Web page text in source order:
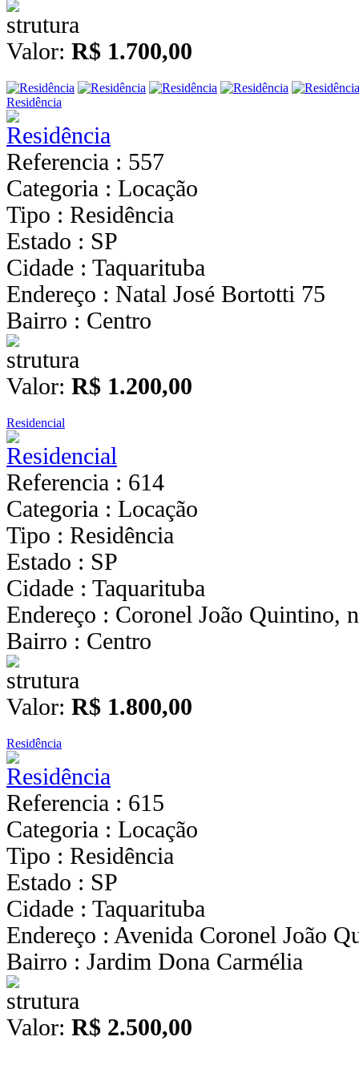
Valor: R$ 1.700,00
Residência
Referencia : 557
Categoria : Locação
Tipo : Residência
Estado : SP
Cidade : Taquarituba
Endereço : Natal José Bortotti 75
Bairro : Centro
Valor: R$ 1.200,00
Residencial
Referencia : 614
Categoria : Locação
Tipo : Residência
Estado : SP
Cidade : Taquarituba
Endereço : Coronel João Quintino,
Bairro : Centro
Valor: R$ 1.800,00
Residência
Referencia : 615
Categoria : Locação
Tipo : Residência
Estado : SP
Cidade : Taquarituba
Endereço : Avenida Coronel João
Bairro : Jardim Dona Carmélia
Valor: R$ 2.500,00